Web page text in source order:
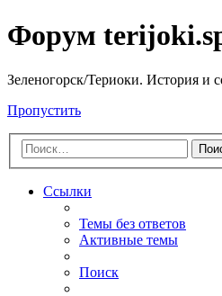
Форум
Зеленогорск/Териоки. История и
Пропустить
Ссылки
Темы без ответов
Активные темы
Поиск